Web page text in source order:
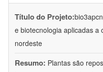
Título do Projeto:
e biotecnologia aplicadas a
nordeste
Resumo: Plantas são